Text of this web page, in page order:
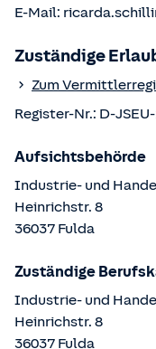
E-Mail:
Zuständige
Zum
Register-Nr.: D-
Aufsichtsbehörde
Industrie- und
Heinrichstr. 8
36037 Fulda
Zuständige
Industrie- und
Heinrichstr. 8
36037 Fulda